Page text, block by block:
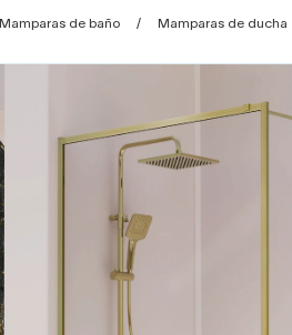
Mamparas de baño Mamparas de ducha